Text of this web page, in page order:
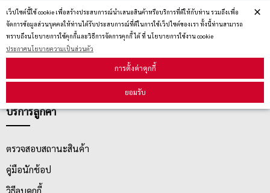
เว็ปไซต์นี้ใช้ cookie เพื่อสร้างประสบการณ์นำเสนอสินค้าหรือบริการที่ดีให้กับท่าน รวมถึงเพื่อ
จัดการข้อมูลส่วนบุคคลให้ท่านได้รับประสบการณ์ที่ดีในการใช้เว็ปไซต์ของเรา ทั้งนี้ท่านสามารถ
ทราบถึงนโยบายการใช้คุกกี้และวิธีการจัดการคุกกี้ ได้ ที่ นโยบายการใช้งาน cookie
ประกาศนโยบายความเป็นส่วนตัว
การตั้งค่าคุกกี้
ยอมรับ
×
ติดต่อเรา
ประกาศนโยบายความเป็นส่วนตัว
นโยบายการจัดส่ง
นโยบายการเปลี่ยน/คืน สินค้า
บริการลูกค้า
ตรวจสอบสถานะสินค้า
คู่มือนักช้อป